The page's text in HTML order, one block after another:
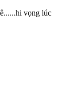
vọng lúc